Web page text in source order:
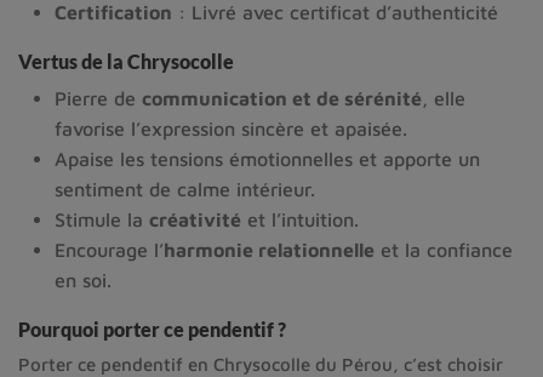
Certification : Livré avec certificat d’authenticité
Vertus de la Chrysocolle
Pierre de communication et de sérénité , elle
favorise l’expression sincère et apaisée.
Apaise les tensions émotionnelles et apporte un
sentiment de calme intérieur.
Stimule la créativité et l’intuition.
Encourage l’harmonie relationnelle et la confiance
en soi.
Pourquoi porter ce pendentif ?
Porter ce pendentif en Chrysocolle du Pérou, c’est choisir